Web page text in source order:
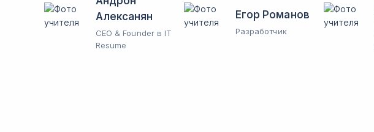
Алексанян
CEO & Founder в IT
Resume
Егор Романов
Разработчик